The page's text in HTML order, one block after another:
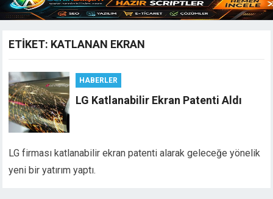
ETIKET: KATLANAN EKRAN
HABERLER
LG Katlanabilir Ekran Patenti Aldı
LG firması katlanabilir ekran patenti alarak geleceğe yönelik
yeni bir yatırım yaptı.